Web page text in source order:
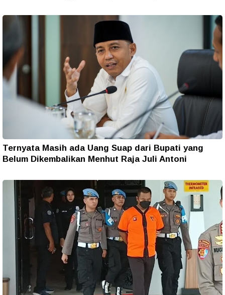
Ternyata Masih ada Uang Suap dari Bupati yang
Belum Dikembalikan Menhut Raja Juli Antoni